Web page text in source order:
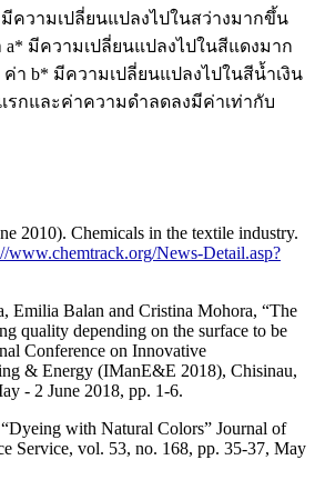
ความเปลี่ยนแปลงไปในสว่างมากขึ้น
มีความเปลี่ยนแปลงไปในสีแดงมาก
า b* มีความเปลี่ยนแปลงไปในสีน้ำเงิน
รกและค่าความดำลดลงมีค่าเท่ากับ
2010). Chemicals in the textile industry.
www.chemtrack.org/News-Detail.asp?
Emilia Balan and Cristina Mohora, “The
quality depending on the surface to be
Conference on Innovative
& Energy (IManE&E 2018), Chisinau,
- 2 June 2018, pp. 1-6.
with Natural Colors” Journal of
Service, vol. 53, no. 168, pp. 35-37, May